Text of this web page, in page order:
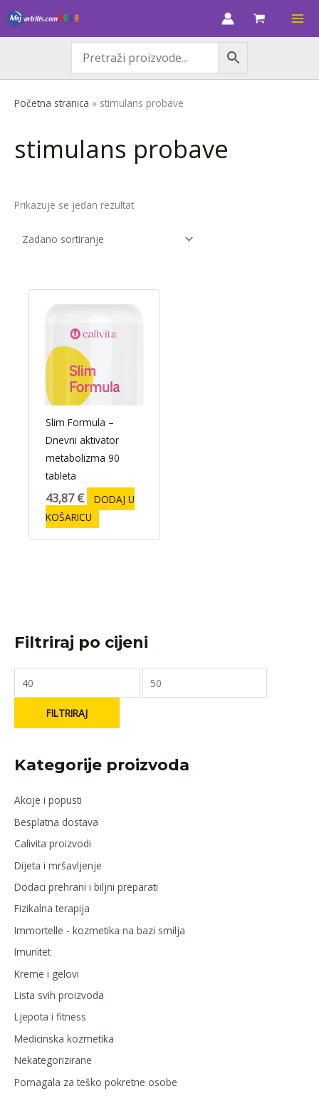
Skip
to
Filtriraj po cijeni
M
i
j
n
a
k
s
i
e
n
FILTRIRAJ
Kategorije proizvoda
Akcije i popusti
Besplatna dostava
Calivita proizvodi
Dijeta i mršavljenje
Dodaci prehrani i biljni preparati
Fizikalna terapija
Immortelle - kozmetika na bazi smilja
Imunitet
Kreme i gelovi
Lista svih proizvoda
Ljepota i fitness
Medicinska kozmetika
Nekategorizirane
Pomagala za teško pokretne osobe
Početna stranica » stimulans probave
stimulans probave
Prikazuje se jedan rezultat
Slim Formula –
Dnevni aktivator
metabolizma 90
tableta
43,87€
DODAJ U
KOŠARICU